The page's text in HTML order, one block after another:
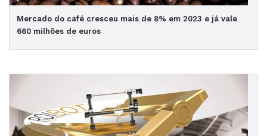
Mercado do café cresceu mais de 8% em 2023 e já vale
660 milhões de euros